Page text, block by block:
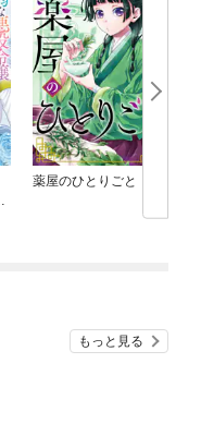
薬屋のひとりごと
もっと見る